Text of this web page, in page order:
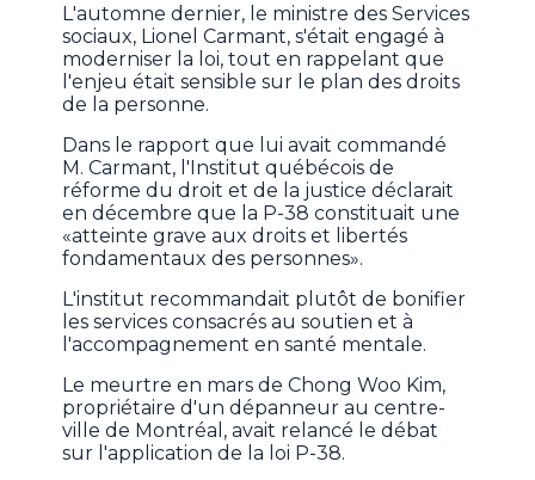
L'automne dernier, le ministre des Services
sociaux, Lionel Carmant, s'était engagé à
moderniser la loi, tout en rappelant que
l'enjeu était sensible sur le plan des droits
de la personne.
Dans le rapport que lui avait commandé
M. Carmant, l'Institut québécois de
réforme du droit et de la justice déclarait
en décembre que la P-38 constituait une
«atteinte grave aux droits et libertés
fondamentaux des personnes».
L'institut recommandait plutôt de bonifier
les services consacrés au soutien et à
l'accompagnement en santé mentale.
Le meurtre en mars de Chong Woo Kim,
propriétaire d'un dépanneur au centre-
ville de Montréal, avait relancé le débat
sur l'application de la loi P-38.